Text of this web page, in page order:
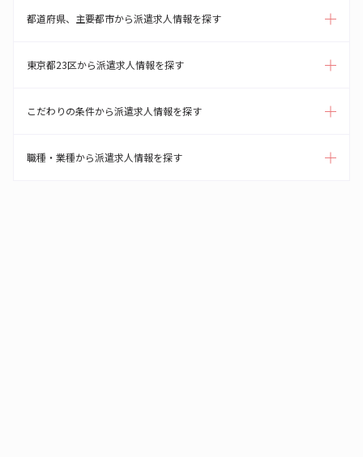
都道府県、主要都市から派遣求人情報を探す
東京都23区から派遣求人情報を探す
こだわりの条件から派遣求人情報を探す
職種・業種から派遣求人情報を探す